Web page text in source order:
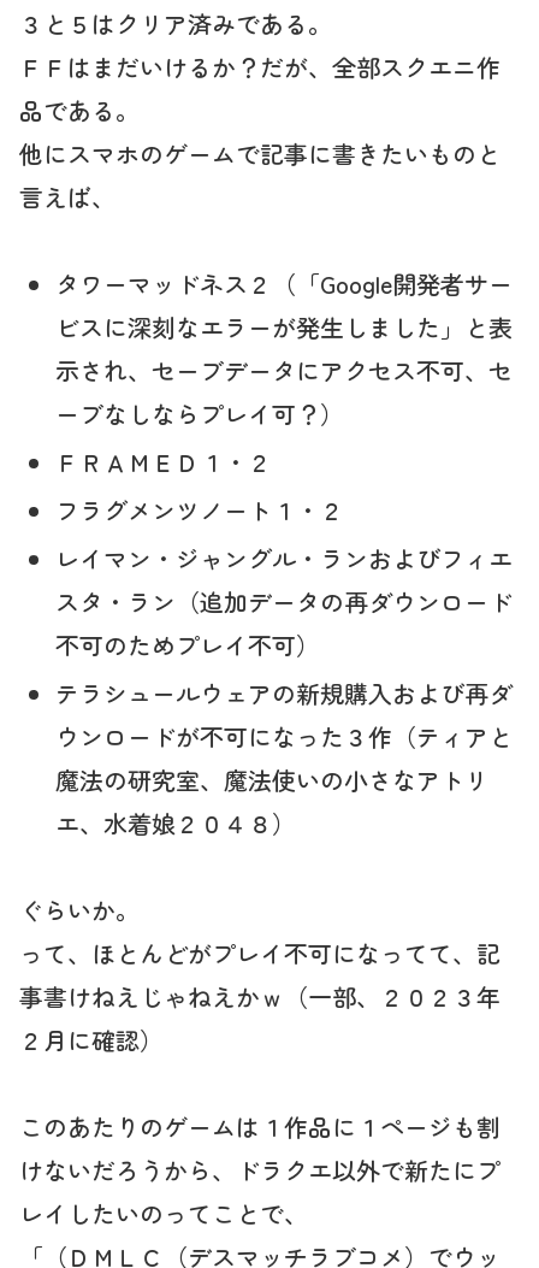
３と５はクリア済みである。
ＦＦはまだいけるか？だが、全部スクエニ作
品である。
他にスマホのゲームで記事に書きたいものと
言えば、
タワーマッドネス２（「Google開発者サー
ビスに深刻なエラーが発生しました」と表
示され、セーブデータにアクセス不可、セ
ーブなしならプレイ可？）
ＦＲＡＭＥＤ１・２
フラグメンツノート１・２
レイマン・ジャングル・ランおよびフィエ
スタ・ラン（追加データの再ダウンロード
不可のためプレイ不可）
テラシュールウェアの新規購入および再ダ
ウンロードが不可になった３作（ティアと
魔法の研究室、魔法使いの小さなアトリ
エ、水着娘２０４８）
ぐらいか。
って、ほとんどがプレイ不可になってて、記
事書けねえじゃねえかｗ（一部、２０２３年
２月に確認）
このあたりのゲームは１作品に１ページも割
けないだろうから、ドラクエ以外で新たにプ
レイしたいのってことで、
「（ＤＭＬＣ（デスマッチラブコメ）でウッ